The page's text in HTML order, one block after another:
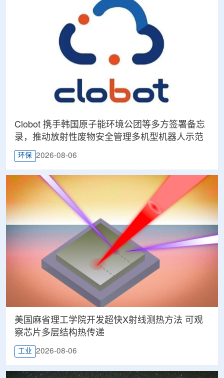
Clobot 携手韩国原子能环境公团等多方签署备忘
录，推动放射性废物安全管理多机型机器人示范
环保 2026-08-06
美国麻省理工学院开发超快X射线测热方法 可观
察芯片多层结构热传递
工业 2026-08-06